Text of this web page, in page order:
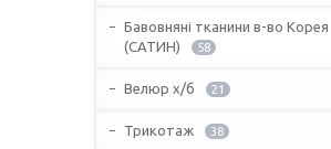
Бавовняні тканини в-во Корея
(САТИН)
58
Велюр х/б 21
Трикотаж 38